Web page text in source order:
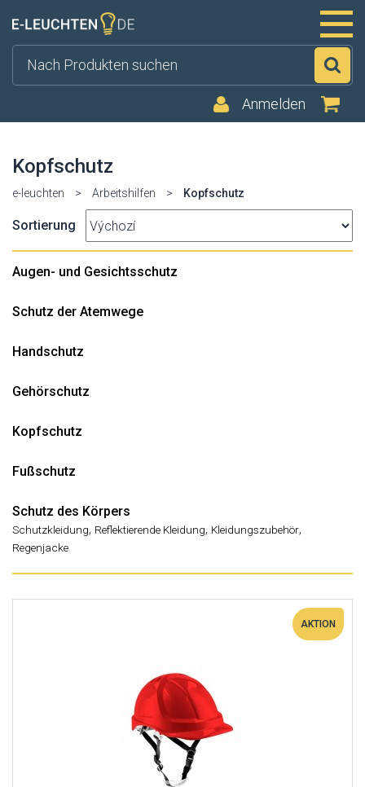
Anmelden
Kopfschutz
e-leuchten > Arbeitshilfen > Kopfschutz
Sortierung
Augen- und Gesichtsschutz
Schutz der Atemwege
Handschutz
Gehörschutz
Kopfschutz
Fußschutz
Schutz des Körpers
Schutzkleidung, Reflektierende Kleidung, Kleidungszubehör,
Regenjacke
AKTION